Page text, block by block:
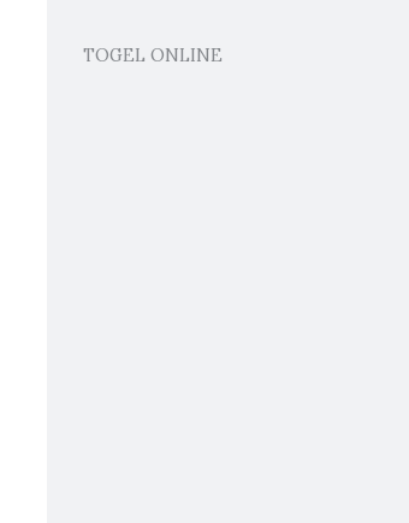
TOGEL ONLINE